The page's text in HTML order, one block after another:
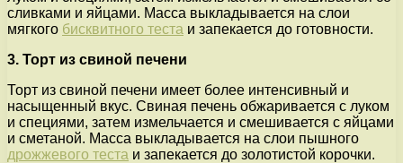
сливками и яйцами. Масса выкладывается на слои
мягкого бисквитного теста и запекается до готовности.
3. Торт из свиной печени
Торт из свиной печени имеет более интенсивный и
насыщенный вкус. Свиная печень обжаривается с луком
и специями, затем измельчается и смешивается с яйцами
и сметаной. Масса выкладывается на слои пышного
дрожжевого теста и запекается до золотистой корочки.